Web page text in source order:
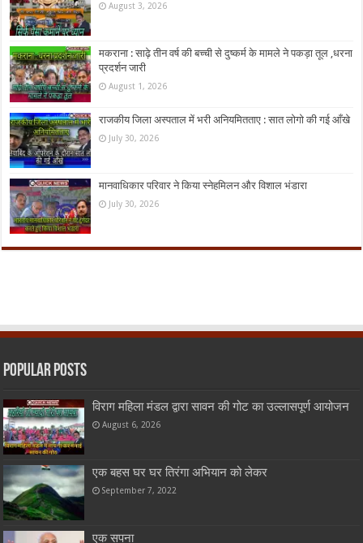
August 3, 2026
मकराना : साढ़े तीन वर्ष की बच्ची से दुष्कर्म के मामले ने पकड़ा तूल ,धरना
प्रदर्शन जारी
August 1, 2026
राजकीय जिला अस्पताल में भरी अनियमितताए : सात लोगो की गई आँखे
July 30, 2026
मानवाधिकार परिवार ने किया स्नेहमिलन और विशाल भंडारा
July 30, 2026
Popular Posts
विराग महिला मंडल द्वारा सावन की गोट का उल्लासपूर्ण आयोजन
August 6, 2026
एक बहस घर घर तिरंगा अभियान को लेकर
September 7, 2022
एक सपना